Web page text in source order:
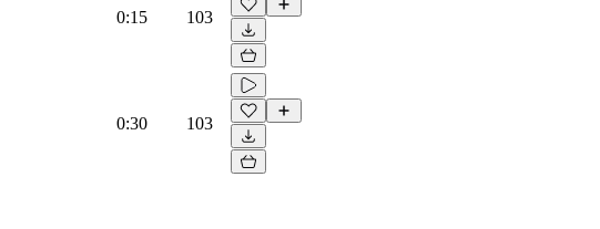
0:15 103
0:30 103